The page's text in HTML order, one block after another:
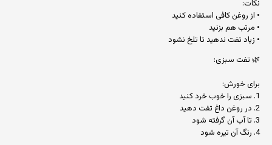
نکات:
• از روغن کافی استفاده کنید
• مرتب هم بزنید
• زیاد تفت ندهید تا تلخ نشود
🌿 تفت سبزی:
برای خورش:
1. سبزی را خوب خرد کنید
2. در روغن داغ تفت دهید
3. تا آب آن گرفته شود
4. رنگ آن تیره شود